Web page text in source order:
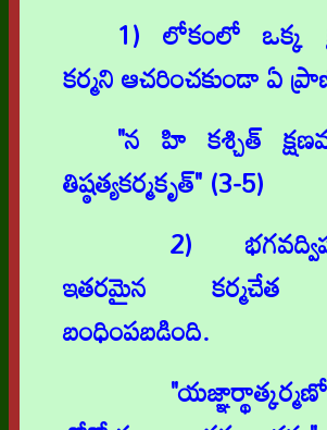
1) లోకంలో ఒక్క
కర్మని ఆచరించకుండా ఏ
"న హి కశ్చిత్
తిష్ఠత్యకర్మకృత్" (3-5)
2)
ఇతరమైన కర్మచేత
బంధింపబడింది.